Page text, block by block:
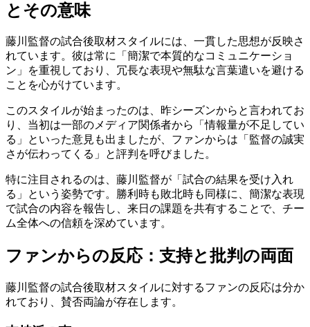
とその意味
藤川監督の試合後取材スタイルには、一貫した思想が反映さ
れています。彼は常に「簡潔で本質的なコミュニケーショ
ン」を重視しており、冗長な表現や無駄な言葉遣いを避ける
ことを心がけています。
このスタイルが始まったのは、昨シーズンからと言われてお
り、当初は一部のメディア関係者から「情報量が不足してい
る」といった意見も出ましたが、ファンからは「監督の誠実
さが伝わってくる」と評判を呼びました。
特に注目されるのは、藤川監督が「試合の結果を受け入れ
る」という姿勢です。勝利時も敗北時も同様に、簡潔な表現
で試合の内容を報告し、来日の課題を共有することで、チー
ム全体への信頼を深めています。
ファンからの反応：支持と批判の両面
藤川監督の試合後取材スタイルに対するファンの反応は分か
れており、賛否両論が存在します。